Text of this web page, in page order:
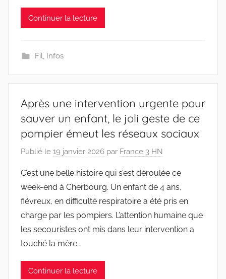
Continuer la lecture
Fil, Infos
Après une intervention urgente pour
sauver un enfant, le joli geste de ce
pompier émeut les réseaux sociaux
Publié le 19 janvier 2026 par France 3 HN
C’est une belle histoire qui s’est déroulée ce
week-end à Cherbourg. Un enfant de 4 ans,
fiévreux, en difficulté respiratoire a été pris en
charge par les pompiers. L’attention humaine que
les secouristes ont mis dans leur intervention a
touché la mère…
Continuer la lecture